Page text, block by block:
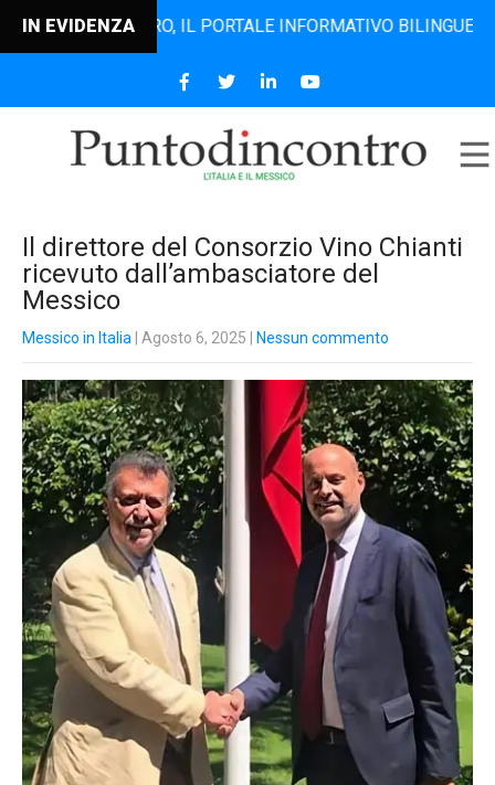
IN EVIDENZAIL PORTALE INFORMATIVO BILINGUE CHE
Il direttore del Consorzio Vino Chianti
ricevuto dall’ambasciatore del
Messico
Messico in Italia | Agosto 6, 2025 Nessun commento